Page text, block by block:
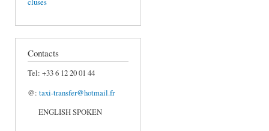
Contacts
Tel: +33 6 12 20 01 44
@: taxi-transfer@hotmail.fr
ENGLISH SPOKEN